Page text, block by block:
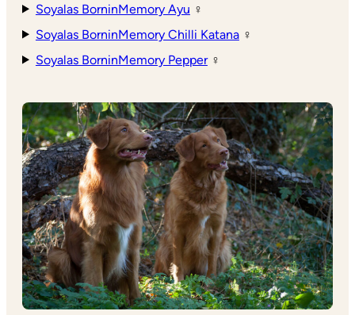
Soyalas BorninMemory Ayu ♀
Soyalas BorninMemory Chilli Katana ♀
Soyalas BorninMemory Pepper ♀